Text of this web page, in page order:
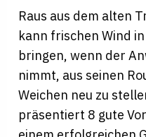
Raus aus dem alten
kann frischen Wind
bringen, wenn der
nimmt, aus seinen
Weichen neu zu
präsentiert 8 gute